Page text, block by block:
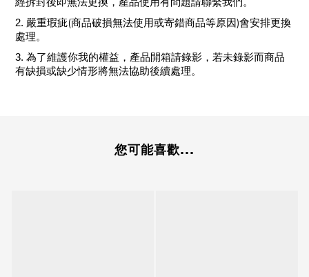
經拆封後即無法更換，產品使用有問題請聯繫我們。
2. 嚴重瑕疵(商品破損無法使用或寄錯商品等原因)會安排更換
處理。
3. 為了維護你我的權益，產品開箱請錄影，若未錄影而商品
有缺損或缺少情形將無法協助後續處理。
您可能喜歡...